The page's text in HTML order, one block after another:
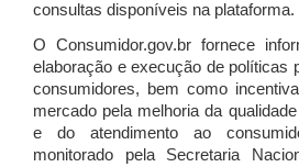
consultas disponíveis na plataforma.
O Consumidor.gov.br fornece
elaboração e execução de políticas
consumidores, bem como
mercado pela melhoria da
e do atendimento ao
monitorado pela Secretaria